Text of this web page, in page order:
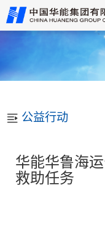
公益行动
华能华鲁海
救助任务